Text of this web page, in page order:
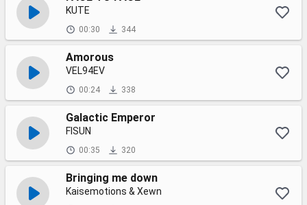
KUTE
00:30 344
Amorous
VEL94EV
00:24 338
Galactic Emperor
FISUN
00:35 320
Bringing me down
Kaisemotions & Xewn